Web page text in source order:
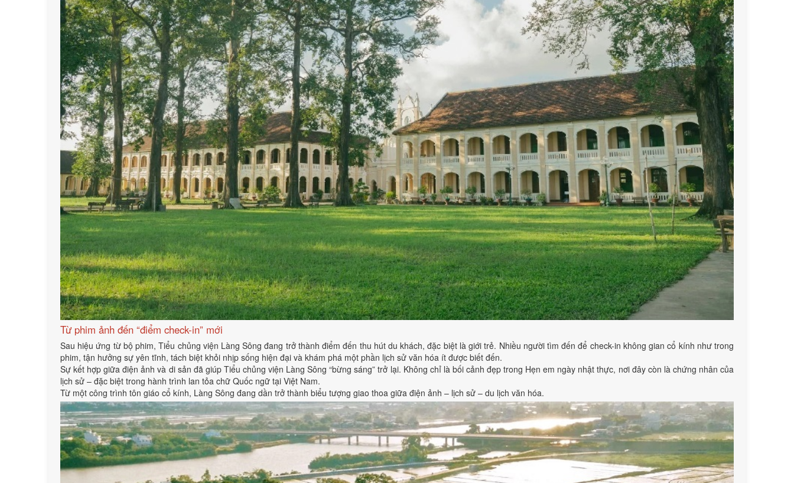
Từ phim ảnh đến “điểm check-in” mới
Sau hiệu ứng từ bộ phim, Tiểu chủng viện Làng Sông đang trở thành điểm đến thu hút du khách, đặc biệt là giới trẻ. Nhiều người tìm đến để check-in không gian cổ kính như trong
phim, tận hưởng sự yên tĩnh, tách biệt khỏi nhịp sống hiện đại và khám phá một phần lịch sử văn hóa ít được biết đến.
Sự kết hợp giữa điện ảnh và di sản đã giúp Tiểu chủng viện Làng Sông “bừng sáng” trở lại. Không chỉ là bối cảnh đẹp trong Hẹn em ngày nhật thực, nơi đây còn là chứng nhân của
lịch sử – đặc biệt trong hành trình lan tỏa chữ Quốc ngữ tại Việt Nam.
Từ một công trình tôn giáo cổ kính, Làng Sông đang dần trở thành biểu tượng giao thoa giữa điện ảnh – lịch sử – du lịch văn hóa.